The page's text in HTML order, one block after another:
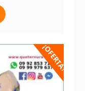
¡OFERTA!